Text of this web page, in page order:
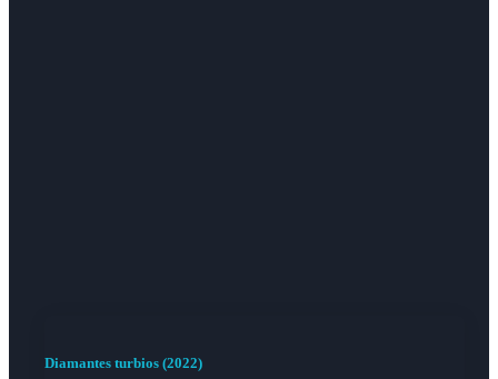
Diamantes turbios (2022)